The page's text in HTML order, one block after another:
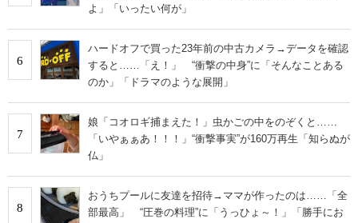
よ」「いったい何が」
6
ハードオフで買った23年前の中古カメラ→データを確認
すると……「え！」 “衝撃の中身”に「そんなことある
のか」「ドラマのような展開」
7
娘「コオロギ捕まえた！」虫かごの中をのぞくと……
「いやぁぁあ！！！」“衝撃事実”が160万再生「知らぬが
仏」
8
おうちプールに友達を招待→ママが作ったのは……「全
部最高」 “圧巻の料理”に「うっひょ～！」「勝手にお